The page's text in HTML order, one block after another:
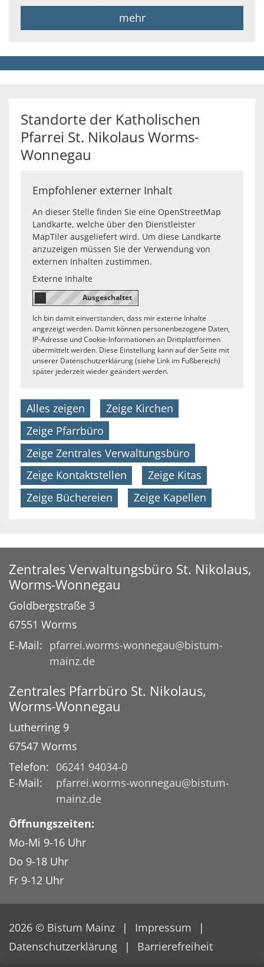
mehr
Standorte der Katholischen
Pfarrei St. Nikolaus Worms-
Wonnegau
Empfohlener externer Inhalt
An dieser Stelle finden Sie eine OpenStreetMap
Landkarte, welche über den Dienstleister
MapTiler ausgeliefert wird. Um diese Landkarte
anzuzeigen müssen Sie der Verwendung von
externen Inhalten zustimmen.
Externe Inhalte
Ich bin damit einverstanden, dass mir externe Inhalte
angezeigt werden. Damit können personenbezogene Daten,
IP-Adresse und Cookie-Informationen an Drittplattformen
übermittelt werden. Diese Einstellung kann auf der Seite mit
unserer Datenschutzerklärung (siehe Link im Fußbereich)
später jederzeit wieder geändert werden.
Alles zeigen
Zeige Kirchen
Zeige Pfarrbüro
Zeige Zentrales Verwaltungsbüro
Zeige Kontaktstellen
Zeige Kitas
Zeige Büchereien
Zeige Kapellen
Zentrales Verwaltungsbüro St. Nikolaus,
Worms-Wonnegau
Goldbergstraße 3
67551 Worms
E-Mail: pfarrei.worms-wonnegau@bistum-
mainz.de
Zentrales Pfarrbüro St. Nikolaus,
Worms-Wonnegau
Lutherring 9
67547 Worms
Telefon: 06241 94034-0
E-Mail:
pfarrei.worms-wonnegau@bistum-
mainz.de
Öffnungszeiten:
Mo-Mi 9-16 Uhr
Do 9-18 Uhr
Fr 9-12 Uhr
2026 © Bistum Mainz
Impressum
Datenschutzerklärung
Barrierefreiheit